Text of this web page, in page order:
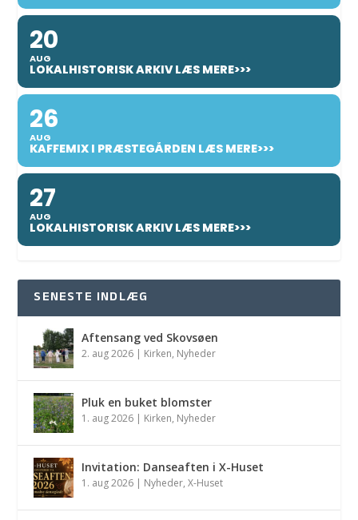
20
AUG
LOKALHISTORISK ARKIV LÆS MERE>>>
26
AUG
KAFFEMIX I PRÆSTEGÅRDEN LÆS MERE>>>
27
AUG
LOKALHISTORISK ARKIV LÆS MERE>>>
SENESTE INDLÆG
Aftensang ved Skovsøen
2. aug 2026 | Kirken, Nyheder
Pluk en buket blomster
1. aug 2026 | Kirken, Nyheder
Invitation: Danseaften i X-Huset
1. aug 2026 | Nyheder,X-Huset